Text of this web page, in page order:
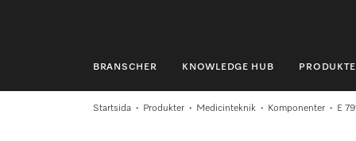
BRANSCHER KNOWLEDGE HUB
BRANSCHER
Startsida Produkter Medicinteknik Komponenter E